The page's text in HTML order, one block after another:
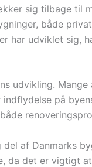
sig tilbage til
både
har udviklet sig,
udvikling.
på
af Danmarks
da det er vigtigt